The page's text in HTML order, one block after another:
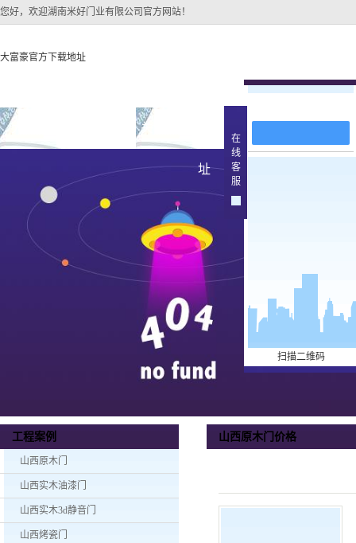
您好，欢迎湖南米好门业有限公司官方网站！
大富豪官方下载地址
关于大富豪官方下载地
址
大富豪官方下载地址的
简介
大富豪官方下载地址的
文化
组织架构
公司团队
荣誉资质
山西原木
工程案例
山西原木门
山西实木油漆门
山西实木3d静音门
山西烤瓷门
山西原木门价格
在
线
客
服
扫描二维码